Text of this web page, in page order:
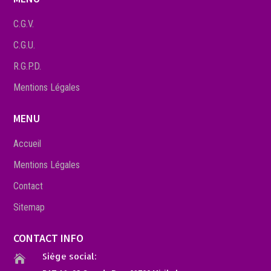
C.G.V.
C.G.U.
R.G.P.D.
Mentions Légales
MENU
Accueil
Mentions Légales
Contact
Sitemap
CONTACT INFO
 Siège social: